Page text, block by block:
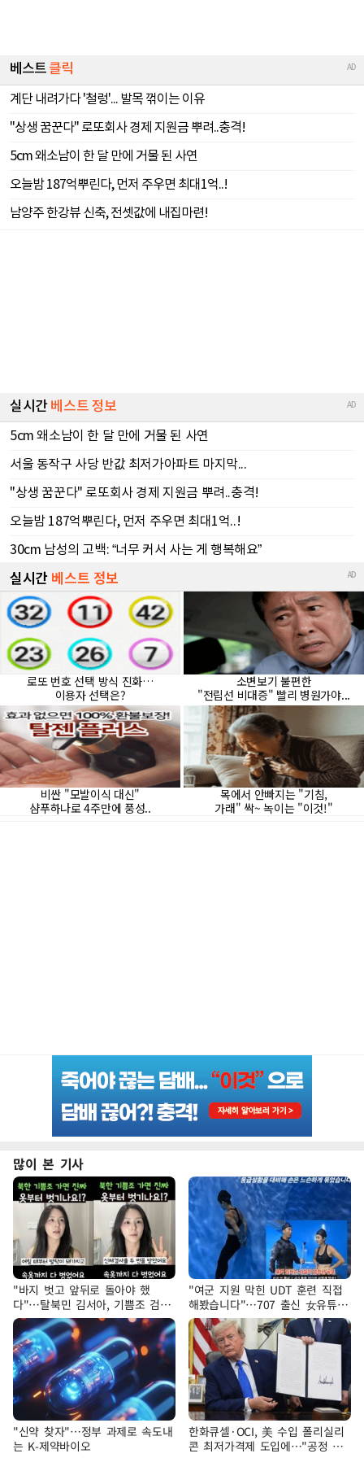
많이 본 기사
"바지 벗고 앞뒤로 돌아야 했
다"…탈북민 김서아, 기쁨조 검사
수치심 회상
"여군 지원 막힌 UDT 훈련 직접
해봤습니다"…707 출신 女유튜버
'완벽 소화'
"신약 찾자"…정부 과제로 속도내
는 K-제약바이오
한화큐셀·OCI, 美 수입 폴리실리
콘 최저가격제 도입에…"공정 경